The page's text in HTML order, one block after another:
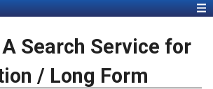
A Search Service for
/ Long Form